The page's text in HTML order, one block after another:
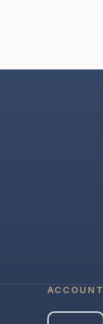
ACCOUNT